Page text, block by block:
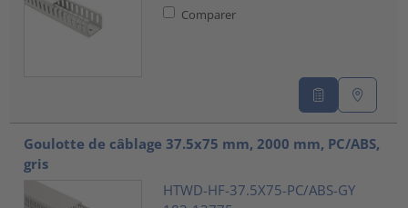
Comparer
Goulotte de câblage 37.5x75 mm, 2000 mm, PC/ABS,
gris
HTWD-HF-37.5X75-PC/ABS-GY